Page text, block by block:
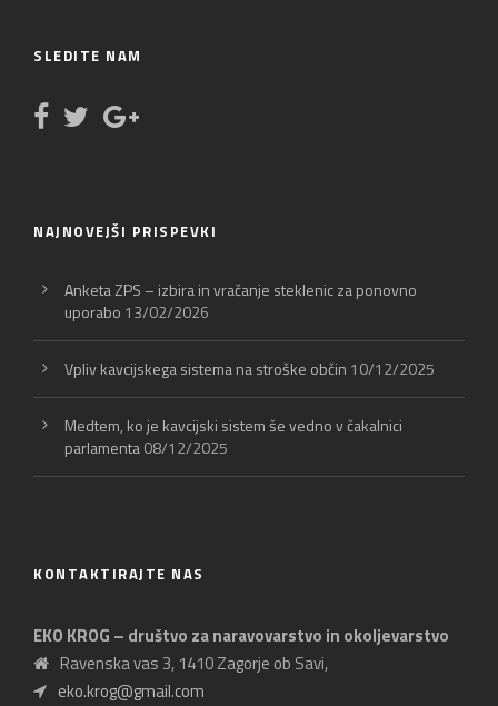
SLEDITE NAM
NAJNOVEJŠI PRISPEVKI
Anketa ZPS – izbira in vračanje steklenic za ponovno
uporabo 13/02/2026
Vpliv kavcijskega sistema na stroške občin 10/12/2025
Medtem, ko je kavcijski sistem še vedno v čakalnici
parlamenta08/12/2025
KONTAKTIRAJTE NAS
EKO KROG – društvo za naravovarstvo in okoljevarstvo
Ravenska vas 3, 1410 Zagorje ob Savi,
eko.krog@gmail.com